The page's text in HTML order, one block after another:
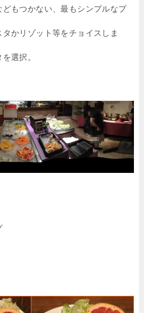
もつかない、最もシンプルなプ
かリゾット等をチョイスしま
選択。